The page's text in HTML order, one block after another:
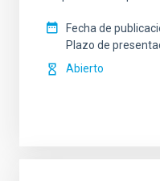
Fecha de
Plazo de
Abierto